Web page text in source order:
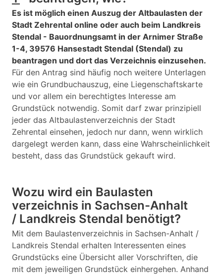
Es ist möglich einen Auszug der Altbaulasten der
Stadt Zehrental online oder auch beim Landkreis
Stendal - Bauordnungsamt in der Arnimer Straße
1-4, 39576 Hansestadt Stendal (Stendal) zu
beantragen und dort das Verzeichnis einzusehen.
Für den Antrag sind häufig noch weitere Unterlagen
wie ein Grundbuchauszug, eine Liegenschaftskarte
und vor allem ein berechtigtes Interesse am
Grundstück notwendig. Somit darf zwar prinzipiell
jeder das Altbaulastenverzeichnis der Stadt
Zehrental einsehen, jedoch nur dann, wenn wirklich
dargelegt werden kann, dass eine Wahrscheinlichkeit
besteht, dass das Grundstück gekauft wird.
Wozu wird ein Baulasten
verzeichnis in Sachsen-Anhalt
/ Landkreis Stendal benötigt?
Mit dem Baulastenverzeichnis in Sachsen-Anhalt /
Landkreis Stendal erhalten Interessenten eines
Grundstücks eine Übersicht aller Vorschriften, die
mit dem jeweiligen Grundstück einhergehen. Anhand